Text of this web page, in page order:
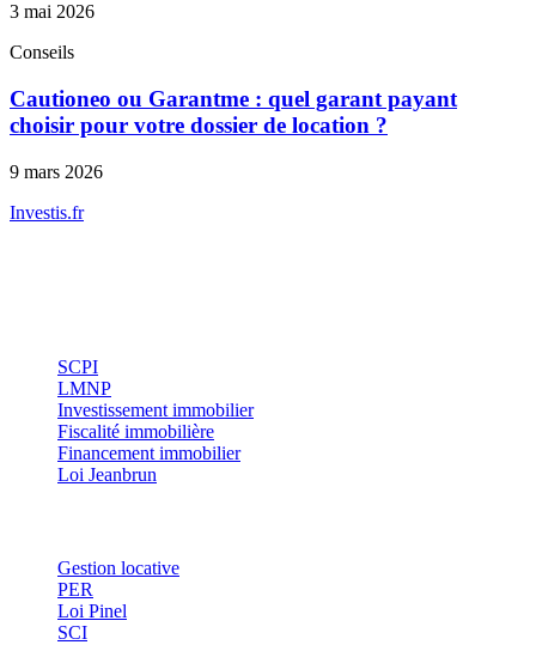
3 mai 2026
Conseils
Cautioneo ou Garantme : quel garant payant
choisir pour votre dossier de location ?
9 mars 2026
Investis.fr
SCPI
LMNP
Investissement immobilier
Fiscalité immobilière
Financement immobilier
Loi Jeanbrun
Gestion locative
PER
Loi Pinel
SCI